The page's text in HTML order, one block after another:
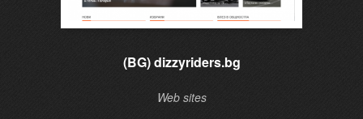
(BG) dizzyriders.bg
Web sites